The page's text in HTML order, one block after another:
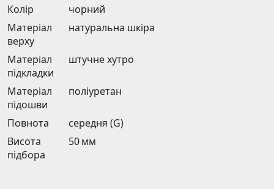
Колір
чорний
Матеріал
верху
натуральна шкіра
Матеріал
підкладки
штучне хутро
Матеріал
підошви
поліуретан
Повнота
середня (G)
Висота
підбора
50 мм